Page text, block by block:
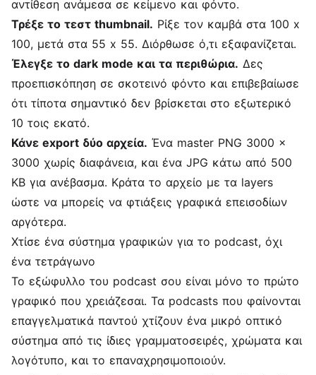
αντίθεση ανάμεσα σε κείμενο και φόντο.
Τρέξε το τεστ thumbnail. Ρίξε τον καμβά στα 100 x
100, μετά στα 55 x 55. Διόρθωσε ό,τι εξαφανίζεται.
Έλεγξε το dark mode και τα περιθώρια. Δες
προεπισκόπηση σε σκοτεινό φόντο και επιβεβαίωσε
ότι τίποτα σημαντικό δεν βρίσκεται στο εξωτερικό
10 τοις εκατό.
Κάνε export δύο αρχεία. Ένα master PNG 3000 x
3000 χωρίς διαφάνεια, και ένα JPG κάτω από 500
KB για ανέβασμα. Κράτα το αρχείο με τα layers
ώστε να μπορείς να φτιάξεις γραφικά επεισοδίων
αργότερα.
Χτίσε ένα σύστημα γραφικών για το podcast, όχι
ένα τετράγωνο
Το εξώφυλλο του podcast σου είναι μόνο το πρώτο
γραφικό που χρειάζεσαι. Τα podcasts που φαίνονται
επαγγελματικά παντού χτίζουν ένα μικρό οπτικό
σύστημα από τις ίδιες γραμματοσειρές, χρώματα και
λογότυπο, και το επαναχρησιμοποιούν.